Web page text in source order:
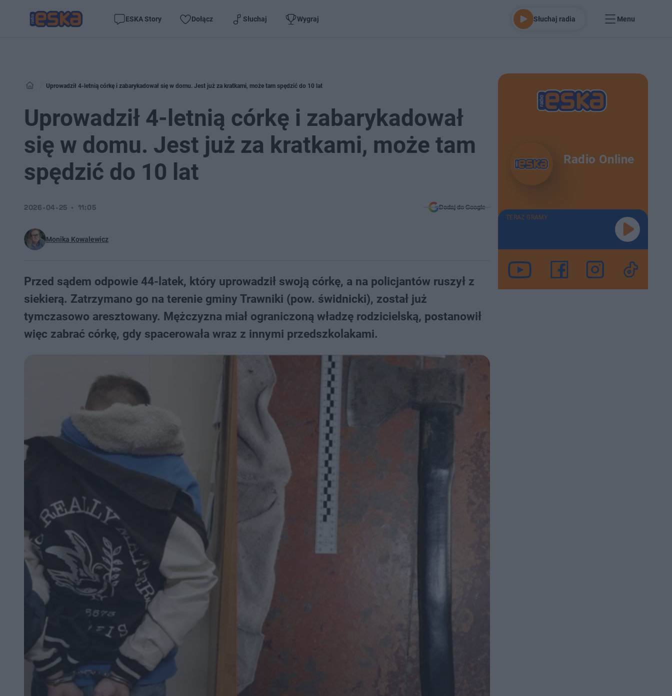
ESKA Story Dołącz Słuchaj Wygraj Słuchaj radia Menu
Uprowadził 4-letnią córkę i zabarykadował się w domu. Jest już za kratkami, może tam spędzić do 10 lat
Uprowadził 4-letnią córkę i zabarykadował
się w domu. Jest już za kratkami, może tam
spędzić do 10 lat
Monika Kowalewicz
2026-04-25 11:05 Dodaj do Google
Przed sądem odpowie 44-latek, który uprowadził swoją córkę, a na policjantów ruszył z
siekierą. Zatrzymano go na terenie gminy Trawniki (pow. świdnicki), został już
tymczasowo aresztowany. Mężczyzna miał ograniczoną władzę rodzicielską, postanowił
więc zabrać córkę, gdy spacerowała wraz z innymi przedszkolakami.
Radio Online
TERAZ GRAMY